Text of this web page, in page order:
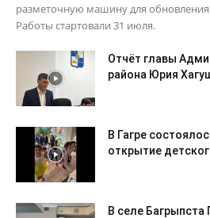
разметочную машину для
Работы стартовали 31 июля.
Отчёт главы
района Юрия
В Гагре
открытие
В селе Багрыпста